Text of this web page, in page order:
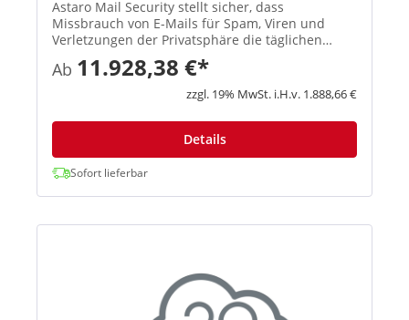
Astaro Mail Security stellt sicher, dass
Missbrauch von E-Mails für Spam, Viren und
Verletzungen der Privatsphäre die täglichen
Geschäftsabläufe nicht beeinträchtigt. Mithilfe
dieser Anwendung werden erwünschte
Nachrichten ordnungsgemäß zugestellt un...
Ab 11.928,38 €*
zzgl. 19% MwSt. i.H.v. 1.888,66 €
Details
Sofort lieferbar